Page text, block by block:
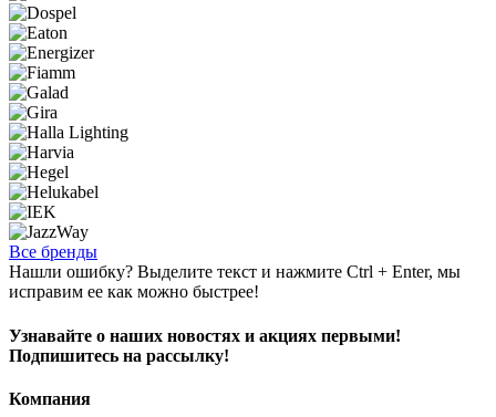
Все бренды
Нашли ошибку? Выделите текст и нажмите Ctrl + Enter, мы
исправим ее как можно быстрее!
Узнавайте о наших новостях и акциях первыми!
Подпишитесь на рассылку!
Компания